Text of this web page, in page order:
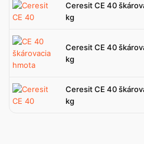
Ceresit CE 40
kg
Ceresit CE 40
kg
Ceresit CE 40
kg